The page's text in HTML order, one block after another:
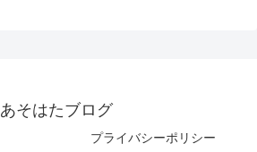
あそはたブログ
プライバシーポリシー